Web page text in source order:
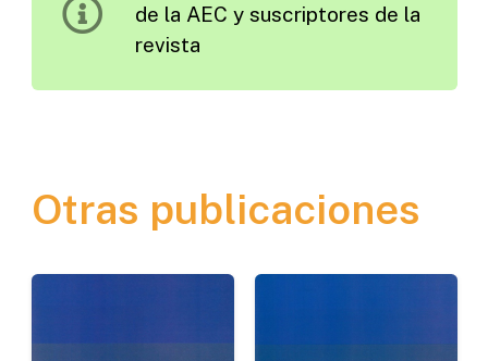
Junta
de
cantidad
de la AEC y suscriptores de la
revista
Otras publicaciones